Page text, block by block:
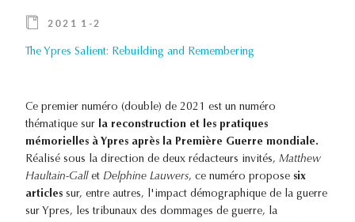
2021 1-2
The Ypres Salient: Rebuilding and Remembering
Ce premier numéro (double) de 2021 est un numéro
thématique sur la reconstruction et les pratiques
mémorielles à Ypres après la Première Guerre mondiale.
Réalisé sous la direction de deux rédacteurs invités, Matthew
Haultain-Gallet Delphine Lauwers, ce numéro propose six
articles sur, entre autres, l'impact démographique de la guerre
sur Ypres, les tribunaux des dommages de guerre, la